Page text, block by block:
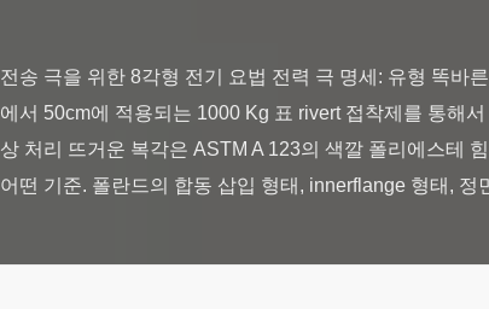
전송 극을 위한 8각형 전기 요법 전력 극 명세: 유형 똑바
에서 50cm에 적용되는 1000 Kg 표 rivert 접착제를 통해
상 처리 뜨거운 복각은 ASTM A 123의 색깔 폴리에스테